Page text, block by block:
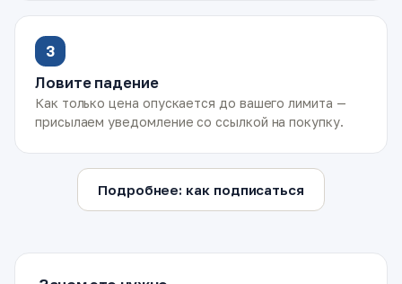
3
Ловите падение
Как только цена опускается до вашего лимита —
присылаем уведомление со ссылкой на покупку.
Подробнее: как подписаться